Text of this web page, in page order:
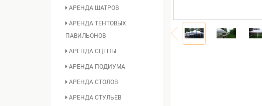
АРЕНДА ШАТРОВ
АРЕНДА ТЕНТОВЫХ
ПАВИЛЬОНОВ
АРЕНДА СЦЕНЫ
АРЕНДА ПОДИУМА
АРЕНДА СТОЛОВ
АРЕНДА СТУЛЬЕВ